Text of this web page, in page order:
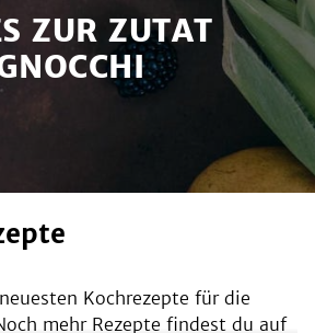
ZUR ZUTAT
Kochrezepte für die
mehr Rezepte findest du auf